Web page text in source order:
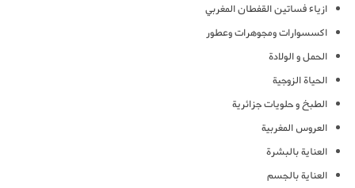
ازياء فساتين القفطان المغربي
اكسسوارات ومجوهرات وعطور
الحمل و الولادة
الحياة الزوجية
الطبخ و حلويات جزائرية
العروس المغربية
العناية بالبشرة
العناية بالجسم